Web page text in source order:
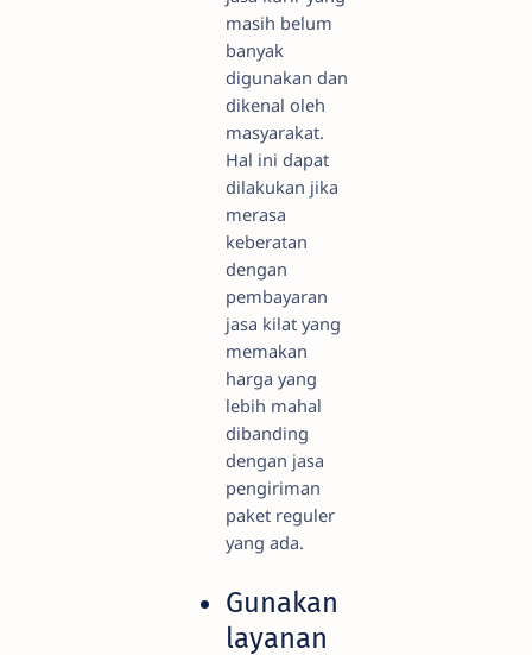
masih belum
banyak
digunakan dan
dikenal oleh
masyarakat.
Hal ini dapat
dilakukan jika
merasa
keberatan
dengan
pembayaran
jasa kilat yang
memakan
harga yang
lebih mahal
dibanding
dengan jasa
pengiriman
paket reguler
yang ada.
Gunakan
layanan